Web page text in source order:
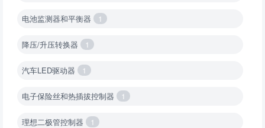
电池监测器和平衡器 1
降压/升压转换器 1
汽车LED驱动器 1
电子保险丝和热插拔控制器 1
理想二极管控制器 1